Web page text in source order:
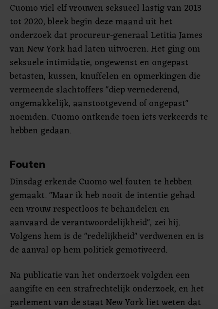
Cuomo viel elf vrouwen seksueel lastig van 2013
tot 2020, bleek begin deze maand uit het
onderzoek dat procureur-generaal Letitia James
van New York had laten uitvoeren. Het ging om
seksuele intimidatie, ongewenst en ongepast
betasten, kussen, knuffelen en opmerkingen die
vermeende slachtoffers "diep vernederend,
ongemakkelijk, aanstootgevend of ongepast"
noemden. Cuomo ontkende toen iets verkeerds te
hebben gedaan.
Fouten
Dinsdag erkende Cuomo wel fouten te hebben
gemaakt. "Maar ik heb nooit de intentie gehad
een vrouw respectloos te behandelen en
aanvaard de verantwoordelijkheid", zei hij.
Volgens hem is de "redelijkheid" verdwenen en is
de aanval op hem politiek gemotiveerd.
Na publicatie van het onderzoek volgden een
aangifte en een strafrechtelijk onderzoek, en het
parlement van de staat New York liet weten dat